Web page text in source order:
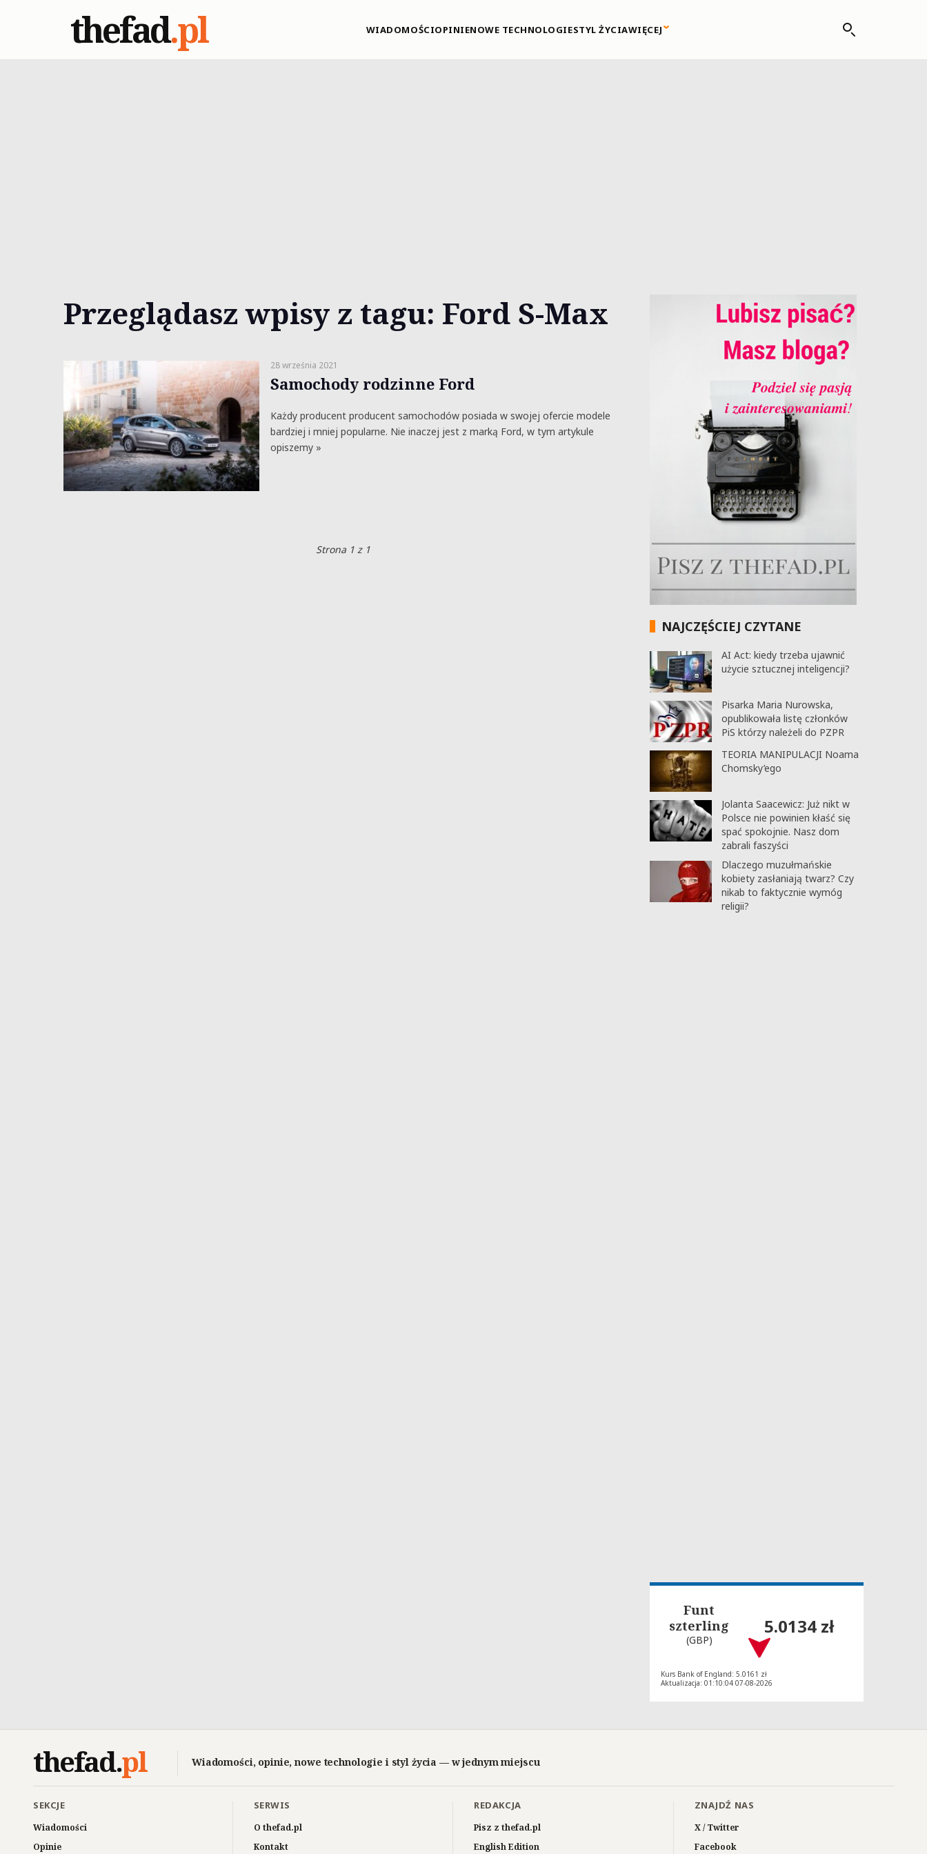
thefad.pl WIADOMOŚCIOPINIENOWE TECHNOLOGIESTYL ŻYCIAWIĘCEJ
Przeglądasz wpisy z tagu: Ford S-Max
28 września 2021
Samochody rodzinne Ford
Każdy producent producent samochodów posiada w swojej ofercie modele
bardziej i mniej popularne. Nie inaczej jest z marką Ford, w tym artykule
opiszemy »
Strona 1 z 1
NAJCZĘŚCIEJ CZYTANE
AI Act: kiedy trzeba ujawnić
użycie sztucznej inteligencji?
Pisarka Maria Nurowska,
opublikowała listę członków
PiS którzy należeli do PZPR
TEORIA MANIPULACJI Noama
Chomsky’ego
Jolanta Saacewicz: Już nikt w
Polsce nie powinien kłaść się
spać spokojnie. Nasz dom
zabrali faszyści
Dlaczego muzułmańskie
kobiety zasłaniają twarz? Czy
nikab to faktycznie wymóg
religii?
Funt
szterling
(GBP)
5.0134 zł
Kurs Bank of England: 5.0161 zł
Aktualizacja: 01:10:04 07-08-2026
thefad.pl Wiadomości, opinie, nowe technologie i styl życia — w jednym miejscu
SEKCJE
Wiadomości
Opinie
SERWIS
O thefad.pl
Kontakt
REDAKCJA
Pisz z thefad.pl
English Edition
ZNAJDŹ NAS
X / Twitter
Facebook